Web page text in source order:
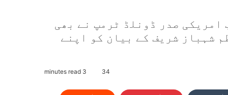
امریکی صدر ڈونلڈ ٹرمپ نے بھی
شہباز شریف کے بیان کو اپنے
34